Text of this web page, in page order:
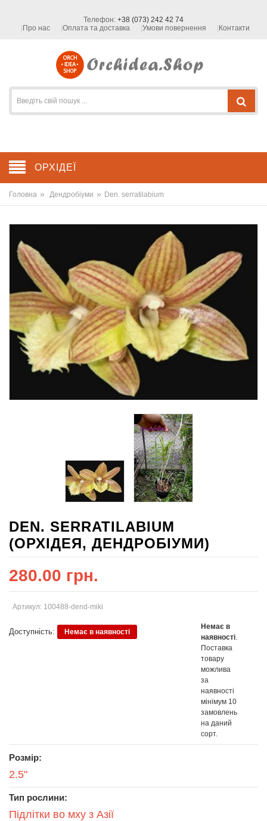
Телефон: +38 (073) 242 42 74
Про нас
Оплата та доставка Умови повернення Контакти
ОРХІДЕЇ
Головна » Дендробіуми » Den. serratilabium
DEN. SERRATILABIUM
(ОРХІДЕЯ, ДЕНДРОБІУМИ)
280.00 грн.
Артикул: 100488-dend-miki
Доступність: Немає в наявності
Немає в
наявності
Поставка
товару
можлива
за
наявності
мінімум 10
замовлень
на даний
сорт.
Розмір:
2.5"
Тип рослини:
Підлітки во мху з Азії